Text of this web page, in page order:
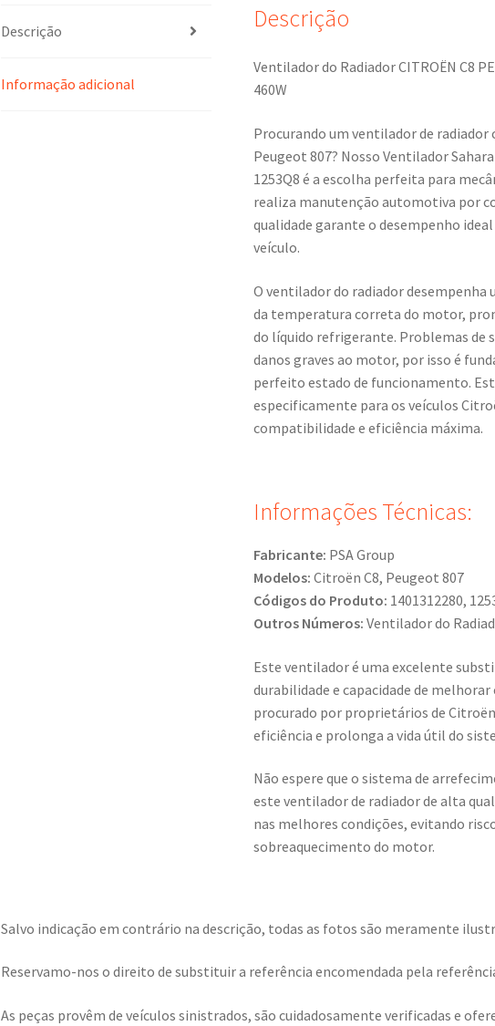
Descrição
Informação adicional
Descrição
Ventilador do Radiador CITROËN C8
460W
Procurando um ventilador de radiador
Peugeot 807? Nosso Ventilador
1253Q8 é a escolha perfeita para
realiza manutenção automotiva por
qualidade garante o desempenho
veículo.
O ventilador do radiador desempenha
da temperatura correta do motor,
do líquido refrigerante. Problemas de
danos graves ao motor, por isso é
perfeito estado de funcionamento.
especificamente para os veículos
compatibilidade e eficiência máxima.
Informações Técnicas:
Fabricante: PSA Group
Modelos: Citroën C8, Peugeot 807
Códigos do Produto: 1401312280,
Outros Números: Ventilador do
Este ventilador é uma excelente
durabilidade e capacidade de
procurado por proprietários de
eficiência e prolonga a vida útil do
Não espere que o sistema de
este ventilador de radiador de alta
nas melhores condições, evitando
sobreaquecimento do motor.
Salvo indicação em contrário na descrição, todas as fotos são meramente
Reservamo-nos o direito de substituir a referência encomendada pela
As peças provêm de veículos sinistrados, são cuidadosamente verificadas e